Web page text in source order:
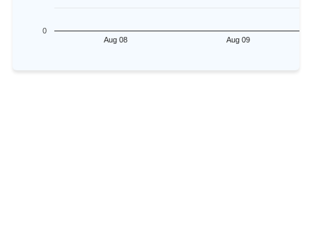
Aug 08 Aug 09
0